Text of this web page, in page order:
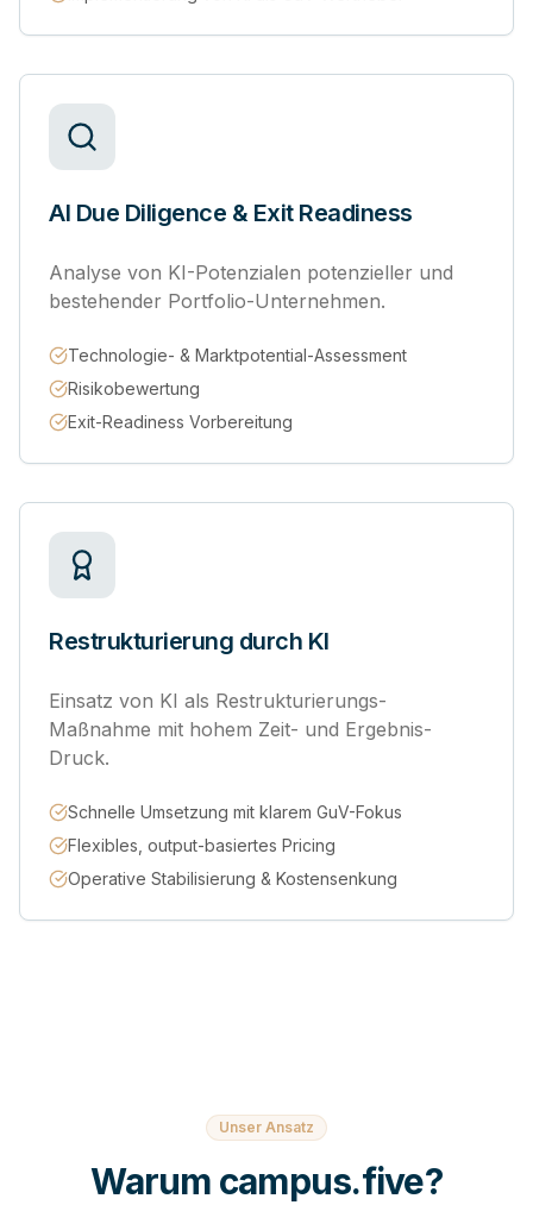
AI Due Diligence & Exit Readiness
Analyse von KI-Potenzialen potenzieller und
bestehender Portfolio-Unternehmen.
Technologie- & Marktpotential-Assessment
Risikobewertung
Exit-Readiness Vorbereitung
Restrukturierung durch KI
Einsatz von KI als Restrukturierungs-
Maßnahme mit hohem Zeit- und Ergebnis-
Druck.
Schnelle Umsetzung mit klarem GuV-Fokus
Flexibles, output-basiertes Pricing
Operative Stabilisierung & Kostensenkung
Unser Ansatz
Warum campus.five?